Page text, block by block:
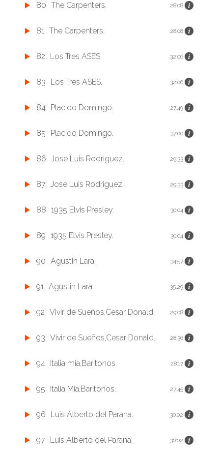
80 The Carpenters. 28:08
81 The Carpenters. 28:08
82 Los Tres ASES. 32:06
83 Los Tres ASES. 32:06
84 Placido Domingo. 27:49
85 Placido Domingo. 37:00
86 Jose Luis Rodriguez. 29:33
87 Jose Luis Rodriguez. 29:33
88 1935 Elvis Presley. 30:04
89 1935 Elvis Presley. 30:04
90 Agustin Lara. 34:57
91 Agustin Lara. 35:29
92 Vivir de Sueños,Cesar Donald. 29:08
93 Vivir de Sueños,Cesar Donald. 28:36
94 Italia mia,Baritonos. 28:17
95 Italia Mia,Baritonos. 27:45
96 Luis Alberto del Parana. 30:02
97 Luis Alberto del Parana. 30:02